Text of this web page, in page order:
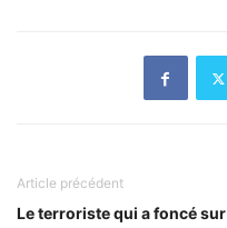
Article précédent
Le terroriste qui a foncé sur